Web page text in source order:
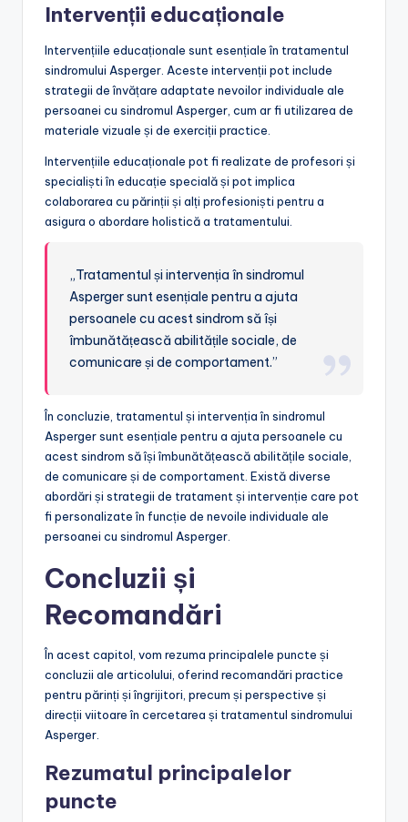
Intervenții educaționale
Intervențiile educaționale sunt esențiale în tratamentul
sindromului Asperger. Aceste intervenții pot include
strategii de învățare adaptate nevoilor individuale ale
persoanei cu sindromul Asperger, cum ar fi utilizarea de
materiale vizuale și de exerciții practice.
Intervențiile educaționale pot fi realizate de profesori și
specialiști în educație specială și pot implica
colaborarea cu părinții și alți profesioniști pentru a
asigura o abordare holistică a tratamentului.
„Tratamentul și intervenția în sindromul
Asperger sunt esențiale pentru a ajuta
persoanele cu acest sindrom să își
îmbunătățească abilitățile sociale, de
comunicare și de comportament.”
În concluzie, tratamentul și intervenția în sindromul
Asperger sunt esențiale pentru a ajuta persoanele cu
acest sindrom să își îmbunătățească abilitățile sociale,
de comunicare și de comportament. Există diverse
abordări și strategii de tratament și intervenție care pot
fi personalizate în funcție de nevoile individuale ale
persoanei cu sindromul Asperger.
Concluzii și
Recomandări
În acest capitol, vom rezuma principalele puncte și
concluzii ale articolului, oferind recomandări practice
pentru părinți și îngrijitori, precum și perspective și
direcții viitoare în cercetarea și tratamentul sindromului
Asperger.
Rezumatul principalelor
puncte